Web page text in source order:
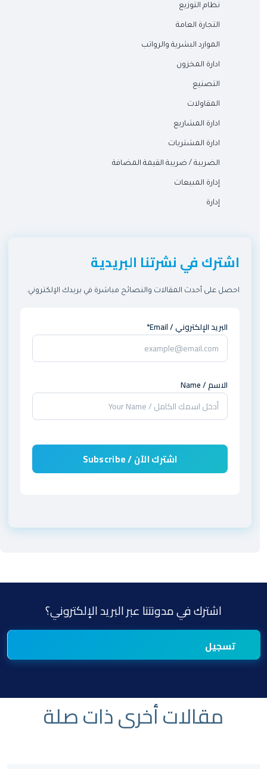
نظام التوزيع
التجارة العامة
الموارد البشرية والرواتب
ادارة المخزون
التصنيع
المقاولات
ادارة المشاريع
ادارة المشتريات
الضريبة / ضريبة القيمة المضافة
إدارة المبيعات
إدارة
اشترك في نشرتنا البريدية
احصل على أحدث المقالات والنصائح مباشرة في بريدك الإلكتروني.
البريد الإلكتروني / Email*
الاسم / Name
اشترك في مدونتنا عبر البريد الإلكتروني؟
مقالات أخرى ذات صلة